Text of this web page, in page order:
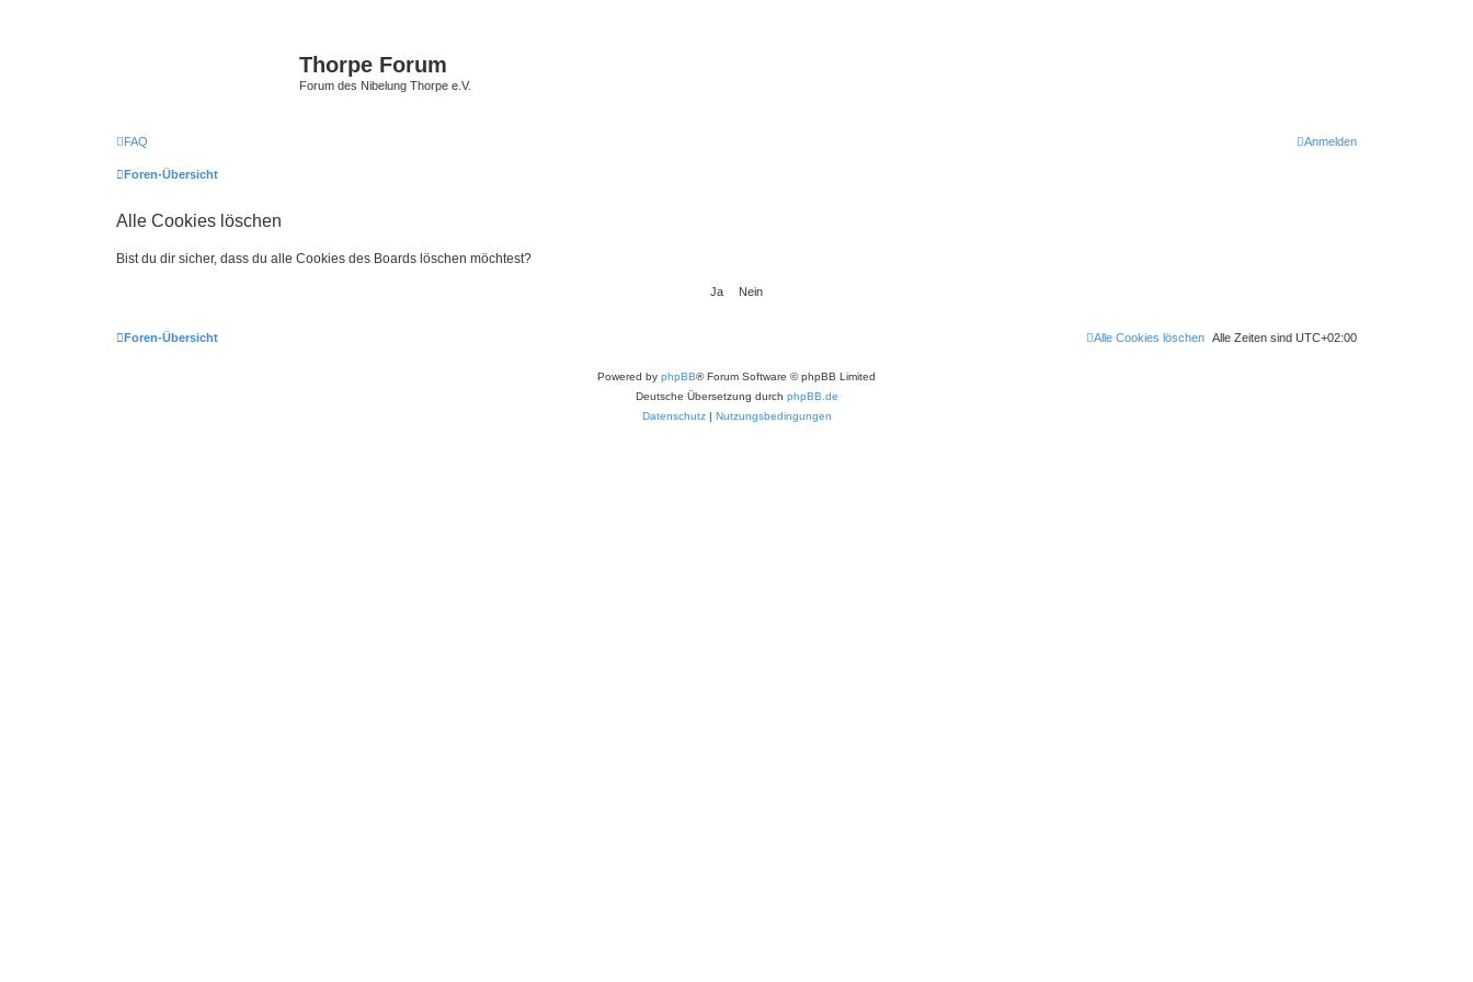
Thorpe Forum
Forum des Nibelung Thorpe e.V.
FAQ Anmelden
Foren-Übersicht
Alle Cookies löschen
Bist du dir sicher, dass du alle Cookies des Boards löschen möchtest?
Foren-Übersicht Alle Zeiten sind UTC+02:00
Alle Cookies löschen
Powered by phpBB® Forum Software © phpBB Limited
Deutsche Übersetzung durch phpBB.de
Datenschutz| Nutzungsbedingungen